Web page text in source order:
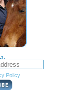
Policy